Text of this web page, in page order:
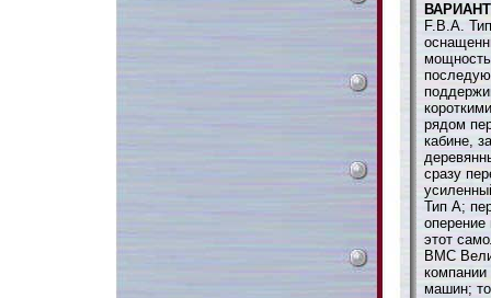
F.B.A.
рядом
кабине,
сразу
Тип А;
этот
ВМС
машин;